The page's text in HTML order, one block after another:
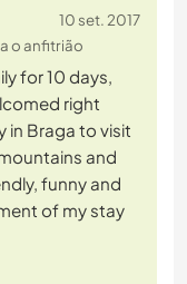
10 set. 2017
o anfitrião
for 10 days,
right
in Braga to visit
and
funny and
of my stay